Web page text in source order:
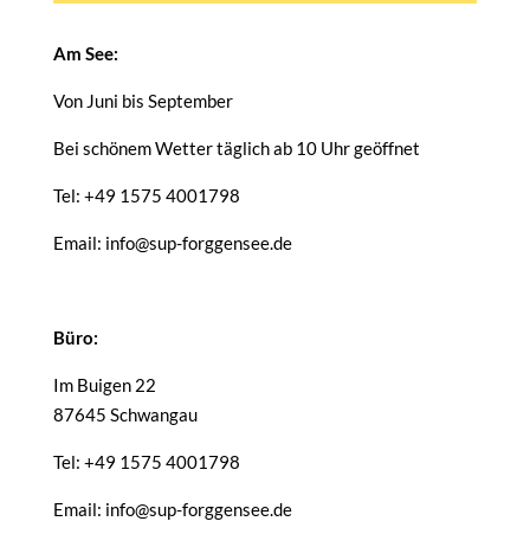
Am See:
Von Juni bis September
Bei schönem Wetter täglich ab 10 Uhr geöffnet
Tel: +49 1575 4001798
Email: info@sup-forggensee.de
Büro:
Im Buigen 22
87645 Schwangau
Tel: +49 1575 4001798
Email: info@sup-forggensee.de